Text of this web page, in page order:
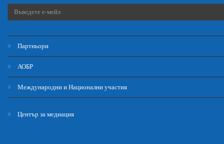
Партньори
АОБР
Международни и Национални участия
Център за медиация